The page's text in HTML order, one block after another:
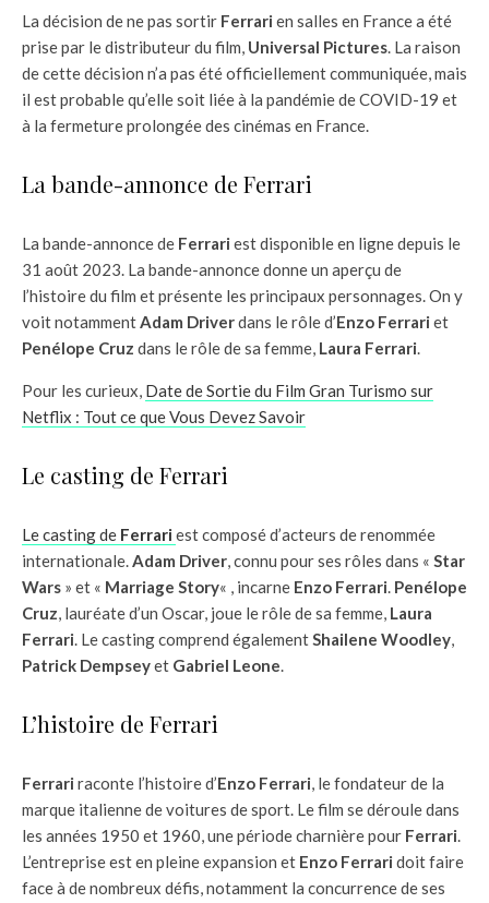
La décision de ne pas sortir Ferrari en salles en France a été
prise par le distributeur du film, Universal Pictures. La raison
de cette décision n’a pas été officiellement communiquée, mais
il est probable qu’elle soit liée à la pandémie de COVID-19 et
à la fermeture prolongée des cinémas en France.
La bande-annonce de Ferrari
La bande-annonce de Ferrari est disponible en ligne depuis le
31 août 2023. La bande-annonce donne un aperçu de
l’histoire du film et présente les principaux personnages. On y
voit notammentAdam Driverdans le rôle d’Enzo Ferrari et
Penélope Cruz dans le rôle de sa femme, Laura Ferrari.
Pour les curieux, Date de Sortie du Film Gran Turismo sur
Netflix : Tout ce que Vous Devez Savoir
Le casting de Ferrari
Le casting de Ferrari est composé d’acteurs de renommée
internationale.Adam Driver, connu pour ses rôles dans « Star
Wars » et « Marriage Story« , incarne Enzo Ferrari. Penélope
Cruz, lauréate d’un Oscar, joue le rôle de sa femme, Laura
Ferrari. Le casting comprend égalementShailene Woodley,
Patrick Dempseyet Gabriel Leone.
L’histoire de Ferrari
Ferrari raconte l’histoire d’Enzo Ferrari, le fondateur de la
marque italienne de voitures de sport. Le film se déroule dans
les années 1950 et 1960, une période charnière pour Ferrari.
L’entreprise est en pleine expansion et Enzo Ferrari doit faire
face à de nombreux défis, notamment la concurrence de ses